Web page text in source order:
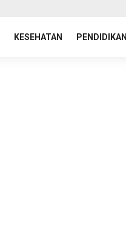
KESEHATAN PENDIDIKAN